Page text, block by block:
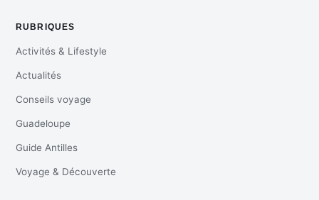
RUBRIQUES
Activités & Lifestyle
Actualités
Conseils voyage
Guadeloupe
Guide Antilles
Voyage & Découverte